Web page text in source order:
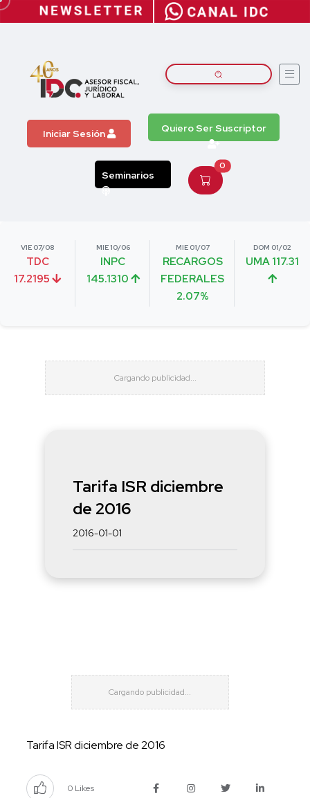
Iniciar Sesión Quiero Ser Suscriptor
Seminarios
0
VIE 07/08
TDC
17.2195
MIE 10/06
INPC
145.1310
MIE 01/07
RECARGOS
FEDERALES
2.07%
DOM 01/02
UMA 117.31
Tarifa ISR diciembre
de 2016
2016-01-01
Tarifa ISR diciembre de 2016
0 Likes